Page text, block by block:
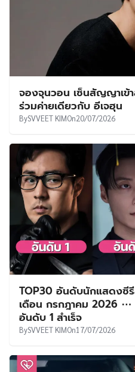
จองจุนวอน เซ็นสัญญาเข้
ร่วมค่ายเดียวกับ อีเจฮุน
BySVVEET KIMOn20/07/2026
TOP30 อันดับนักแสดงซี
เดือน กรกฎาคม 2026 ⋯
อันดับ 1 สำเร็จ
BySVVEET KIMOn17/07/2026